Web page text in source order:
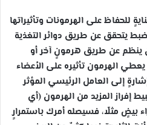
للحفاظ على الهرمونات وتأثيراتها
يتحقق عن طريق دوائر التغذية
ينظم عن طريق هرمونٍ آخر أو
الهرمون تأثيره على الأعضاء
إلى العامل الرئيسي المؤثر
إفراز المزيد من الهرمون (أي
بيضٍ مثلًا، فسيصله أمرك باستمرارٍ